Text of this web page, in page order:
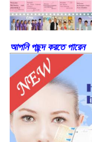
আপনি পছন্দ করতে পারেন